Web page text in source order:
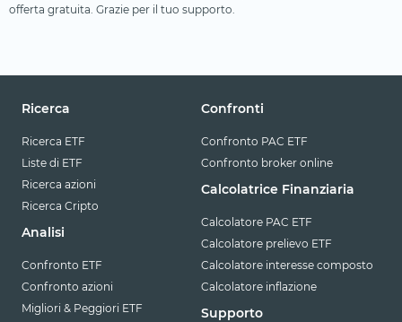
offerta gratuita. Grazie per il tuo supporto.
Ricerca
Ricerca ETF
Liste di ETF
Ricerca azioni
Ricerca Cripto
Analisi
Confronto ETF
Confronto azioni
Migliori & Peggiori ETF
Confronti
Confronto PAC ETF
Confronto broker online
Calcolatrice Finanziaria
Calcolatore PAC ETF
Calcolatore prelievo ETF
Calcolatore interesse composto
Calcolatore inflazione
Supporto